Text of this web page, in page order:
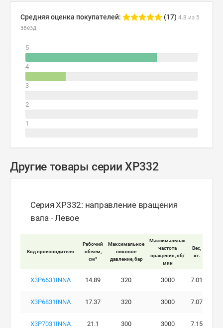
Средняя оценка покупателей: (17) 4.8 из 5
звезд
5
4
3
2
1
Другие товары серии XP332
Серия XP332: направление вращения
вала - Левое
Код производителя
Рабочий
объем,
см³
Максимальное
пиковое
давление, бар
Максимальная
частота
вращения, об/
мин
Вес,
кг.
X3P6631INNA 14.89 320 3000 7.01
X3P6831INNA 17.37 320 3000 7.07
X3P7031INNA 21.1 300 3000 7.15